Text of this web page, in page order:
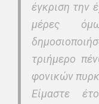
έγκριση την
μέρες
τριήμερο
φονικών
Είμαστε